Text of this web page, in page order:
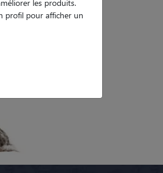
sitters à Pierre-Châtel
les produits.
profil pour afficher un